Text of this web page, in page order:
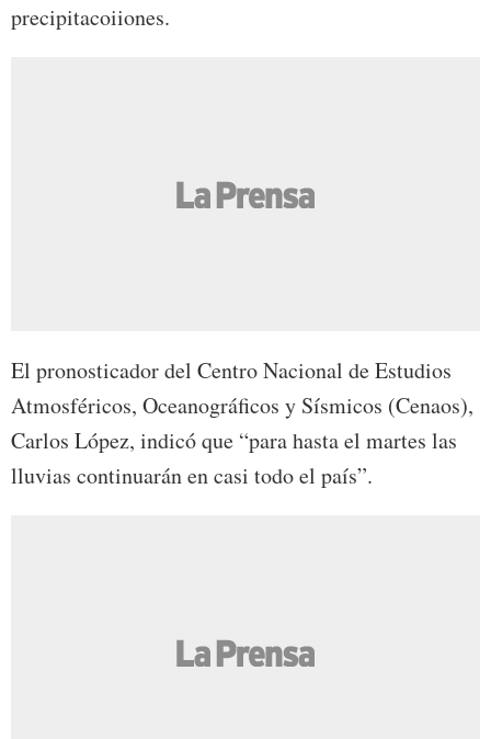
precipitacoiiones.
El pronosticador del Centro Nacional de Estudios
Atmosféricos, Oceanográficos y Sísmicos (Cenaos),
Carlos López, indicó que “para hasta el martes las
lluvias continuarán en casi todo el país”.